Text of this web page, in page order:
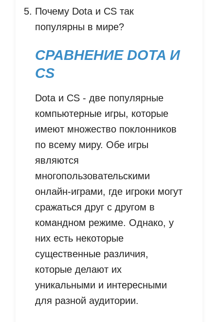
Почему Dota и CS так
популярны в мире?
СРАВНЕНИЕ DOTA И
CS
Dota и CS - две популярные
компьютерные игры, которые
имеют множество поклонников
по всему миру. Обе игры
являются
многопользовательскими
онлайн-играми, где игроки могут
сражаться друг с другом в
командном режиме. Однако, у
них есть некоторые
существенные различия,
которые делают их
уникальными и интересными
для разной аудитории.